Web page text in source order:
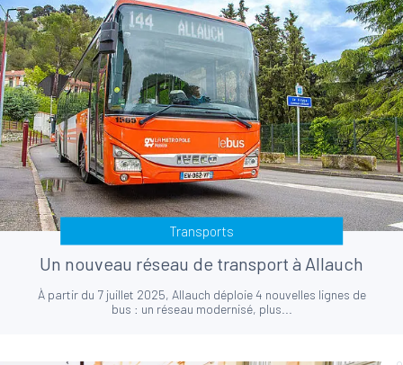
Transports
Un nouveau réseau de transport à Allauch
À partir du 7 juillet 2025, Allauch déploie 4 nouvelles lignes de
bus : un réseau modernisé, plus...